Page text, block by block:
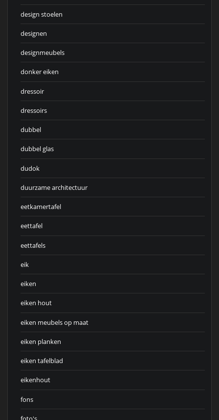
design stoelen
designen
designmeubels
donker eiken
dressoir
dressoirs
dubbel
dubbel glas
dudok
duurzame architectuur
eetkamertafel
eettafel
eettafels
eik
eiken
eiken hout
eiken meubels op maat
eiken planken
eiken tafelblad
eikenhout
fons